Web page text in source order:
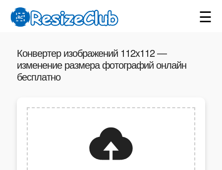
☰
Конвертер изображений 112x112 —
изменение размера фотографий онлайн
бесплатно